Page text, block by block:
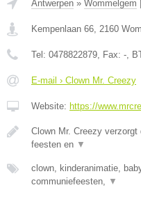
Antwerpen » Wommelgem
Kempenlaan 66, 2160
Tel: 0478822879, Fax: -,
E-mail › Clown Mr. Creezy
Website: https://
Clown Mr. Creezy
feesten en ▼
clown, kinderanimatie,
communiefeesten, ▼